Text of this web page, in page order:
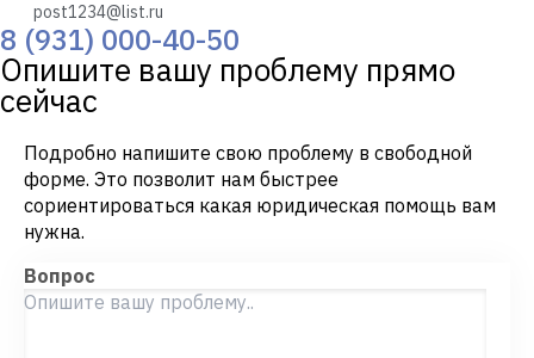
post1234@list.ru
8 (931) 000-40-50
Опишите вашу проблему прямо
сейчас
Подробно напишите свою проблему в свободной
форме. Это позволит нам быстрее
сориентироваться какая юридическая помощь вам
нужна.
Вопрос